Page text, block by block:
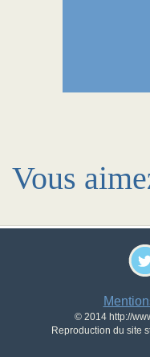
Vous
© 2014 http://
Reproduction du site